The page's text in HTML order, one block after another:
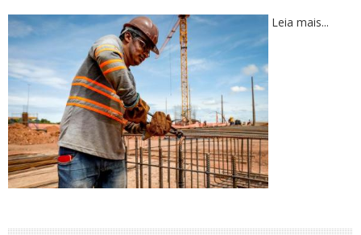
Leia mais...